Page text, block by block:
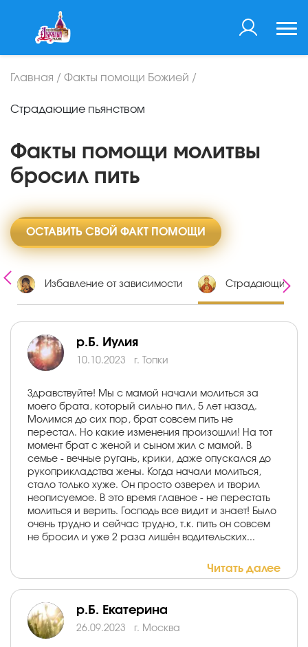
Главная / Факты помощи Божией /
Страдающие пьянством
Факты помощи молитвы
бросил пить
ОСТАВИТЬ СВОЙ ФАКТ ПОМОЩИ
Избавление от зависимости Страдающие
р.Б. Иулия
10.10.2023 г. Топки
Здравствуйте! Мы с мамой начали молиться за
моего брата, который сильно пил, 5 лет назад.
Молимся до сих пор, брат совсем пить не
перестал. Но какие изменения произошли! На тот
момент брат с женой и сыном жил с мамой. В
семье - вечные ругань, крики, даже опускался до
рукоприкладства жены. Когда начали молиться,
стало только хуже. Он просто озверел и творил
неописуемое. В это время главное - не перестать
молиться и верить. Господь все видит и знает! Было
очень трудно и сейчас трудно, т.к. пить он совсем
не бросил и уже 2 раза лишён водительских...
Читать далее
р.Б. Екатерина
26.09.2023 г. Москва